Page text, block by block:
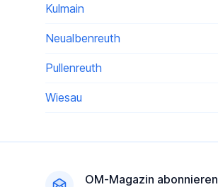
Kulmain
Neualbenreuth
Pullenreuth
Wiesau
OM-Magazin abonnieren